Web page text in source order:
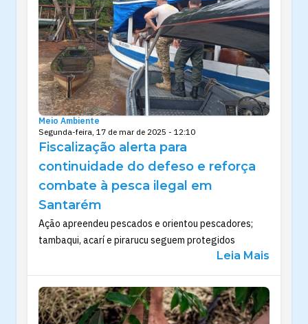
Meio Ambiente
Segunda-feira, 17 de mar de 2025 - 12:10
Fiscalização alerta para
continuidade do defeso e reforça
combate à pesca ilegal em
Santarém
Ação apreendeu pescados e orientou pescadores;
tambaqui, acarí e pirarucu seguem protegidos
Leia Mais